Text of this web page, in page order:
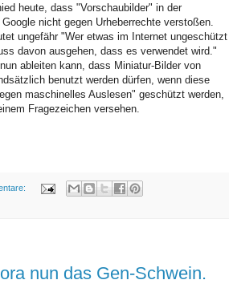
heute, dass "Vorschaubilder" in der
nicht gegen Urheberrechte verstoßen.
ungefähr "Wer etwas im Internet ungeschützt
davon ausgehen, dass es verwendet wird."
ableiten kann, dass Miniatur-Bilder von
benutzt werden dürfen, wenn diese
maschinelles Auslesen" geschützt werden,
Fragezeichen versehen.
nun das Gen-Schwein.